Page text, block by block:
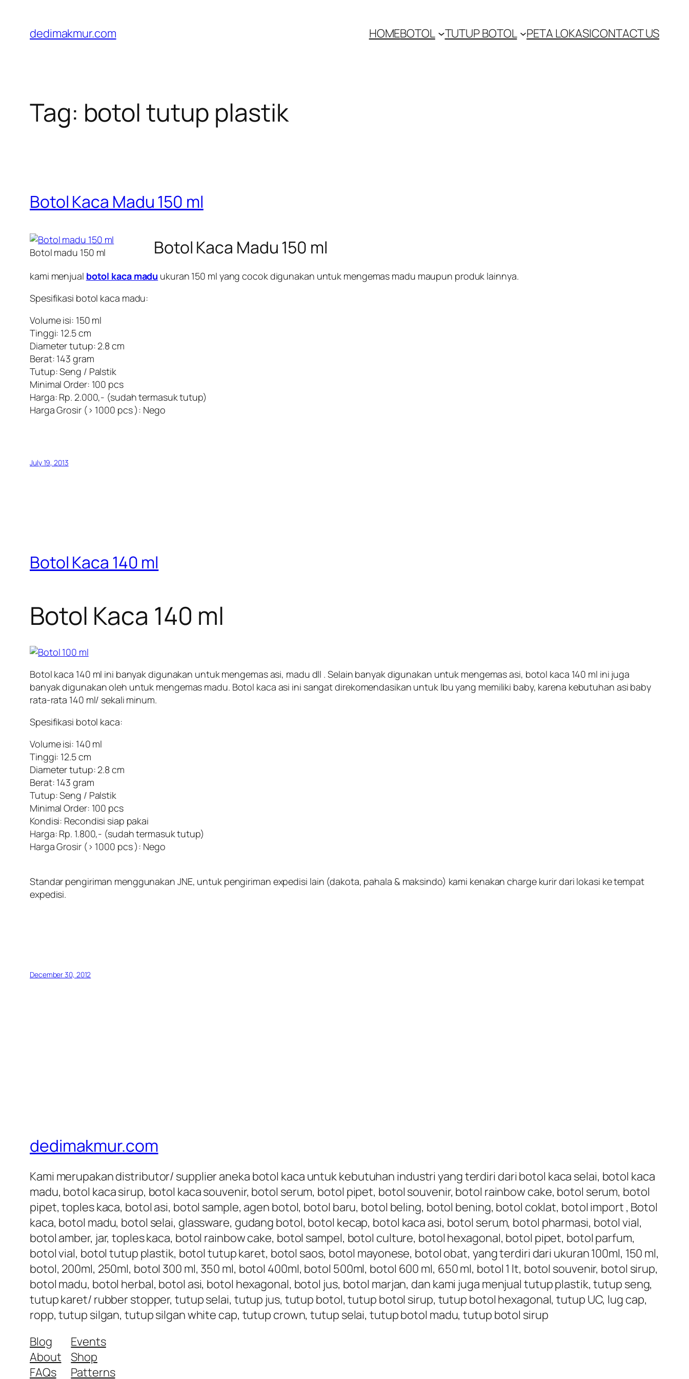
content
dedimakmur.com HOMEBOTOL TUTUP BOTOL PETA LOKASICONTACT US
Tag: botol tutup plastik
Botol Kaca Madu 150 ml
Botol madu 150 ml Botol Kaca Madu 150 ml
kami menjual botol kaca madu ukuran 150 ml yang cocok digunakan untuk mengemas madu maupun produk lainnya.
Spesifikasi botol kaca madu:
Volume isi: 150 ml
Tinggi: 12.5 cm
Diameter tutup: 2.8 cm
Berat: 143 gram
Tutup: Seng / Palstik
Minimal Order: 100 pcs
Harga: Rp. 2.000,- (sudah termasuk tutup)
Harga Grosir (> 1000 pcs ): Nego
July 19, 2013
Botol Kaca 140 ml
Botol Kaca 140 ml
Botol kaca 140 ml ini banyak digunakan untuk mengemas asi, madu dll . Selain banyak digunakan untuk mengemas asi, botol kaca 140 ml ini juga
banyak digunakan oleh untuk mengemas madu. Botol kaca asi ini sangat direkomendasikan untuk Ibu yang memiliki baby, karena kebutuhan asi baby
rata-rata 140 ml/ sekali minum.
Spesifikasi botol kaca:
Volume isi: 140 ml
Tinggi: 12.5 cm
Diameter tutup: 2.8 cm
Berat: 143 gram
Tutup: Seng / Palstik
Minimal Order: 100 pcs
Kondisi: Recondisi siap pakai
Harga: Rp. 1.800,- (sudah termasuk tutup)
Harga Grosir (> 1000 pcs ): Nego
Standar pengiriman menggunakan JNE, untuk pengiriman expedisi lain (dakota, pahala & maksindo) kami kenakan charge kurir dari lokasi ke tempat
expedisi.
December 30, 2012
dedimakmur.com
Kami merupakan distributor/ supplier aneka botol kaca untuk kebutuhan industri yang terdiri dari botol kaca selai, botol kaca
madu, botol kaca sirup, botol kaca souvenir, botol serum, botol pipet, botol souvenir, botol rainbow cake, botol serum, botol
pipet, toples kaca, botol asi, botol sample, agen botol, botol baru, botol beling, botol bening, botol coklat, botol import , Botol
kaca, botol madu, botol selai, glassware, gudang botol, botol kecap, botol kaca asi, botol serum, botol pharmasi, botol vial,
botol amber, jar, toples kaca, botol rainbow cake, botol sampel, botol culture, botol hexagonal, botol pipet, botol parfum,
botol vial, botol tutup plastik, botol tutup karet, botol saos, botol mayonese, botol obat, yang terdiri dari ukuran 100ml, 150 ml,
botol, 200ml, 250ml, botol 300 ml, 350 ml, botol 400ml, botol 500ml, botol 600 ml, 650 ml, botol 1 lt, botol souvenir, botol sirup,
botol madu, botol herbal, botol asi, botol hexagonal, botol jus, botol marjan, dan kami juga menjual tutup plastik, tutup seng,
tutup karet/ rubber stopper, tutup selai, tutup jus, tutup botol, tutup botol sirup, tutup botol hexagonal, tutup UC, lug cap,
ropp, tutup silgan, tutup silgan white cap, tutup crown, tutup selai, tutup botol madu, tutup botol sirup
Blog
About
FAQs
Events
Shop
Patterns